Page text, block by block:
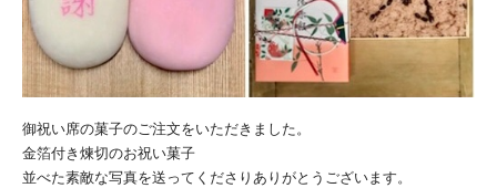
御祝い席の菓子のご注文をいただきました。
金箔付き煉切のお祝い菓子
並べた素敵な写真を送ってくださりありがとうございます。